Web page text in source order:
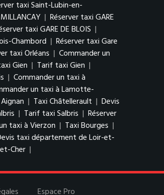
taxi Saint-Lubin-en-
| Réserver taxi GARE
taxi GARE DE BLOIS |
Chambord | Réserver taxi Gare
taxi Orléans | Commander un
Gien | Tarif taxi Gien |
| Commander un taxi à
un taxi à Lamotte-
| Taxi Châtellerault | Devis
| Tarif taxi Salbris | Réserver
taxi à Vierzon | Taxi Bourges |
taxi département de Loir-et-
Cher |
Espace Pro